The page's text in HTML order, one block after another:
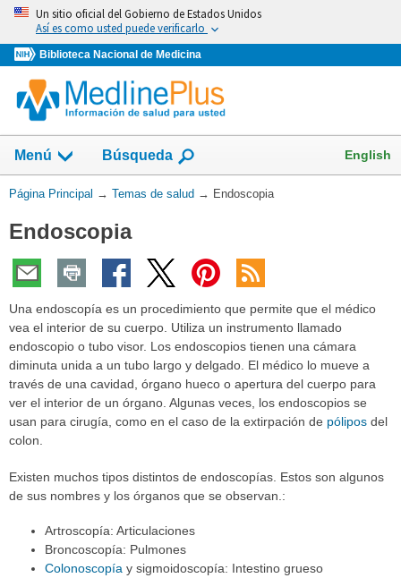
Omita
vaya
al
Contenido
Un sitio oficial del Gobierno de Estados Unidos
Así es como usted puede verificarlo
Biblioteca Nacional de Medicina
Menú
Mostrar
campo
de
Búsqueda English
Usted
aquí:
Página Principal → Temas de salud → Endoscopia
Endoscopia
Una endoscopía es un procedimiento que permite que el médico
vea el interior de su cuerpo. Utiliza un instrumento llamado
endoscopio o tubo visor. Los endoscopios tienen una cámara
diminuta unida a un tubo largo y delgado. El médico lo mueve a
través de una cavidad, órgano hueco o apertura del cuerpo para
ver el interior de un órgano. Algunas veces, los endoscopios se
usan para cirugía, como en el caso de la extirpación de pólipos del
colon.
Existen muchos tipos distintos de endoscopías. Estos son algunos
de sus nombres y los órganos que se observan.:
Artroscopía: Articulaciones
Broncoscopía: Pulmones
Colonoscopía y sigmoidoscopía: Intestino grueso